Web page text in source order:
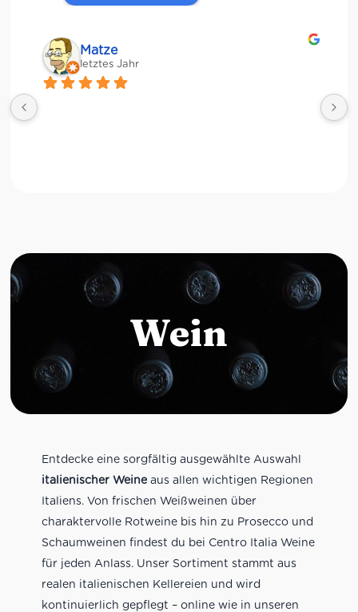
Matze
letztes Jahr
Wein
Entdecke eine sorgfältig ausgewählte Auswahl
italienischer Weineaus allen wichtigen Regionen
Italiens. Von frischen Weißweinen über
charaktervolle Rotweine bis hin zu Prosecco und
Schaumweinen findest du bei Centro Italia Weine
für jeden Anlass. Unser Sortiment stammt aus
realen italienischen Kellereien und wird
kontinuierlich gepflegt – online wie in unseren